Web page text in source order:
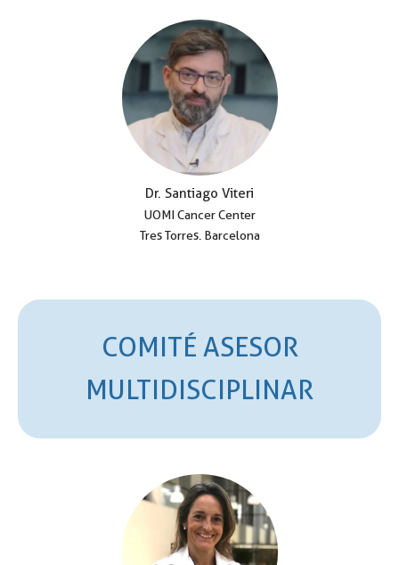
Dr. Santiago Viteri
UOMI Cancer Center
Tres Torres. Barcelona
COMITÉ ASESOR
MULTIDISCIPLINAR